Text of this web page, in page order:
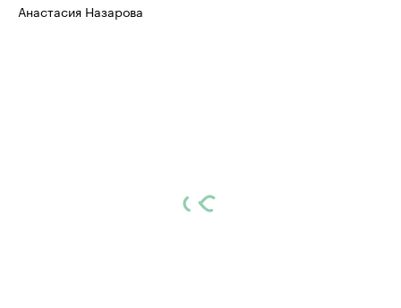
Анастасия Назарова